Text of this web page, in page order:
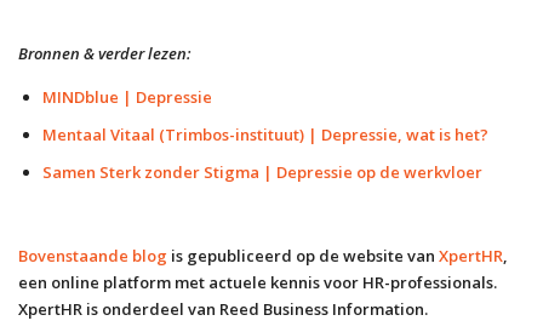
Bronnen & verder lezen:
MINDblue | Depressie
Mentaal Vitaal (Trimbos-instituut) | Depressie, wat is het?
Samen Sterk zonder Stigma | Depressie op de werkvloer
Bovenstaande blog is gepubliceerd op de website van XpertHR,
een online platform met actuele kennis voor HR-professionals.
XpertHR is onderdeel van Reed Business Information.